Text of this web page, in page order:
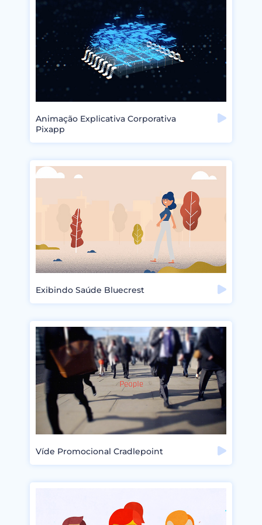
Animação Explicativa Corporativa
Pixapp
Exibindo Saúde Bluecrest
Víde Promocional Cradlepoint